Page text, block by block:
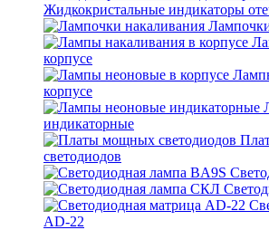
Жидкокристальные индикаторы
корпусе
корпусе
индикаторные
светодиодов
AD-22